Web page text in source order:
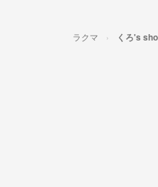
ラクマ くろ's